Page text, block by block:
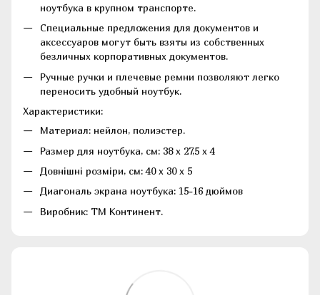
ноутбука в крупном транспорте.
Специальные предложения для документов и
аксессуаров могут быть взяты из собственных
безличных корпоративных документов.
Ручные ручки и плечевые ремни позволяют легко
переносить удобный ноутбук.
Характеристики:
Материал: нейлон, полиэстер.
Размер для ноутбука, см: 38 х 27,5 х 4
Довнішні розміри, см: 40 х 30 х 5
Диагональ экрана ноутбука: 15-16 дюймов
Виробник: ТМ Континент.